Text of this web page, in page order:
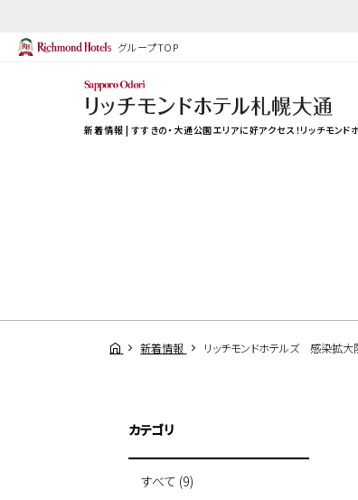
グループTOP
新着情報 | すすきの・大通公園エリアに好アクセス！リッチモンド
新着情報 リッチモンドホテルズ 感染拡
カテゴリ
すべて (9)